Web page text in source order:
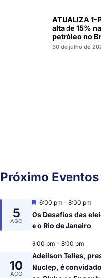
ATUALIZA 1-
alta de 15%
petróleo no
30 de julho de
Próximo Eventos
AGO
5
Destacado
6:00 pm -8:00 pm
Os Desafios das
e o Rio de Janeiro
AGO
10
6:00 pm -8:00 pm
Adeilson Telles,
Nuclep, é